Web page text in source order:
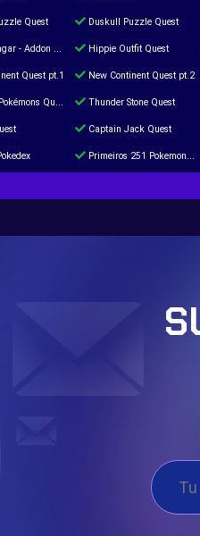
Quest Duskull Puzzle Quest
Gengar Quest Hippie Outfit Quest
Quest pt.1 New Continent Quest pt.2
Quest Thunder Stone Quest
Captain Jack Quest
Primeiros 251 Pokemons na Pokedex